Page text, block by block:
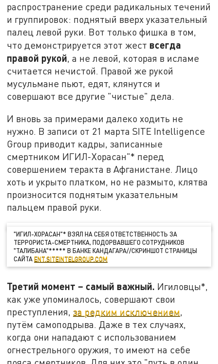
распространение среди радикальных течений
и группировок: поднятый вверх указательный
палец левой руки. Вот только фишка в том,
что демонстрируется этот жест всегда
правой рукой, а не левой, которая в исламе
считается нечистой. Правой же рукой
мусульмане пьют, едят, клянутся и
совершают все другие "чистые" дела.
И вновь за примерами далеко ходить не
нужно. В записи от 21 марта SITE Intelligence
Group приводит кадры, записанные
смертником ИГИЛ-Хорасан"* перед
совершением теракта в Афганистане. Лицо
хоть и укрыто платком, но не размыто, клятва
произносится поднятым указательным
пальцем правой руки.
"ИГИЛ-ХОРАСАН"* ВЗЯЛ НА СЕБЯ ОТВЕТСТВЕННОСТЬ ЗА
ТЕРРОРИСТА-СМЕРТНИКА, ПОДОРВАВШЕГО СОТРУДНИКОВ
"ТАЛИБАНА"***** В БАНКЕ КАНДАГАРА//СКРИНШОТ СТРАНИЦЫ
САЙТАENT.SITEINTELGROUP.COM
Третий момент – самый важный. Игиловцы*,
как уже упоминалось, совершают свои
преступления,за редким исключением,
путём самоподрыва. Даже в тех случаях,
когда они нападают с использованием
огнестрельного оружия, то имеют на себе